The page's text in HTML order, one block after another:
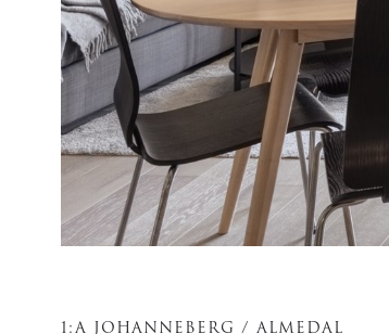
1:A JOHANNEBERG / ALMEDAL